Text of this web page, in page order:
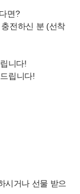
면?
전하신 분 (선착
니다!
립니다!
시거나 선물 받으